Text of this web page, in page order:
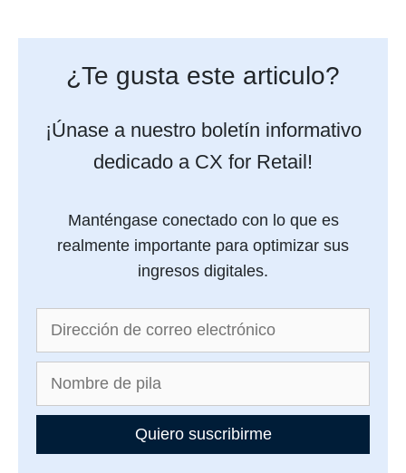
¿Te gusta este articulo?
¡Únase a nuestro boletín informativo
dedicado a CX for Retail!
Manténgase conectado con lo que es
realmente importante para optimizar sus
ingresos digitales.
Quiero suscribirme